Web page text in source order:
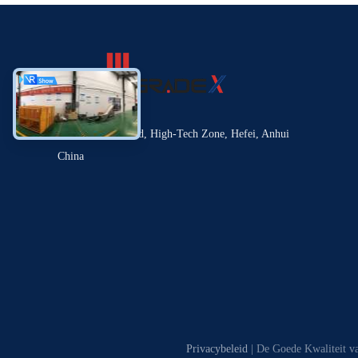
No. 3 Shinan Road, High-Tech Zone, Hefei, Anhui
China
Privacybeleid | De Goede Kwaliteit